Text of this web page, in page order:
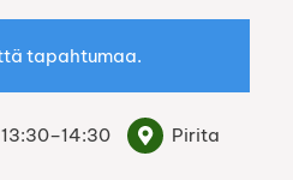
tapahtumaa.
–14:30 Pirita